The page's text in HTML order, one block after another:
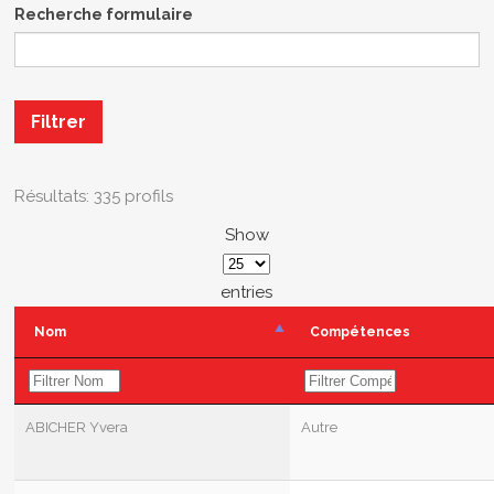
Recherche formulaire
Filtrer
Résultats: 335 profils
Show
entries
Nom Compétences
ABICHER Yvera Autre